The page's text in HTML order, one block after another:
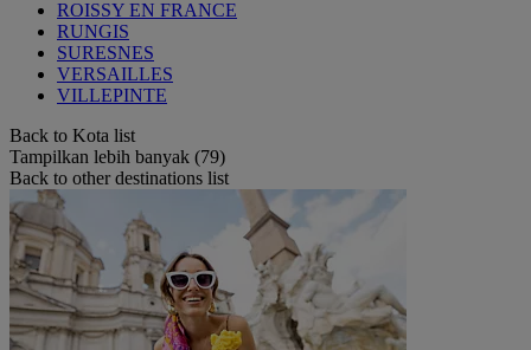
ROISSY EN FRANCE
RUNGIS
SURESNES
VERSAILLES
VILLEPINTE
Back to Kota list
Tampilkan lebih banyak (79)
Back to other destinations list